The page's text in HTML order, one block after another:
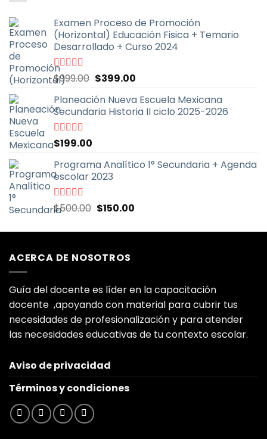
Examen Proceso de Promoción
(Horizontal) Educación Fisica + Temario
Desarrollado + Curso 2024
Valorado
con
5
$999.00 El
original
era:
$399.00El
actual
es:
Planeación Nueva Escuela Mexicana
Secundaria Historia II ciclo 2025-2026
Valorado
5
$199.00
Programa Analítico 1° Secundaria + Agenda
escolar 2023
Valorado
con
$500.00 El
original
$500.00.
$150.00El
actual
ACERCA DE NOSOTROS
Guía del docente es líder en la capacitación
docente ,apoyando con material para cubrir tus
necesidades de profesionalización y para atender
las necesidades educativas de tu contexto escolar.
Aviso de privacidad
Términos y condiciones